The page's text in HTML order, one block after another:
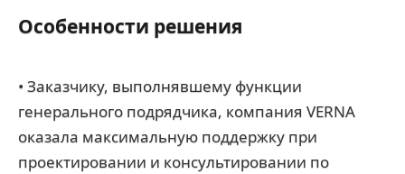
Особенности решения
• Заказчику, выполнявшему функции
генерального подрядчика, компания VERNA
оказала максимальную поддержку при
проектировании и консультировании по